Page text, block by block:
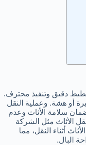
دقيق وتنفيذ محترف.
أو هشة. وعملية النقل
سلامة الأثاث وعدم
الأثاث مثل الشركة
أثناء النقل، مما
البال.